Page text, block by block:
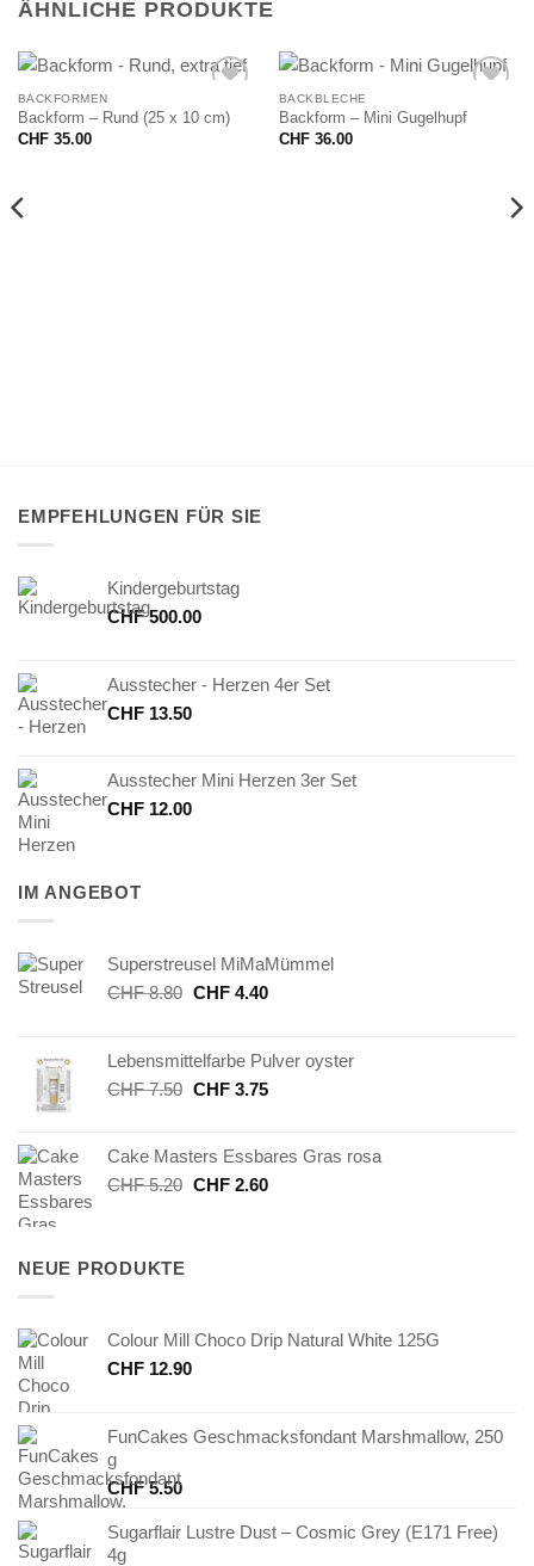
ÄHNLICHE PRODUKTE
BACKFORMEN
Backform – Rund (25 x 10 cm)
CHF35.00
BACKBLECHE
Backform – Mini Gugelhupf
CHF36.00
EMPFEHLUNGEN FÜR SIE
Kindergeburtstag
CHF500.00
Ausstecher - Herzen 4er Set
CHF 13.50
Ausstecher Mini Herzen 3er Set
CHF 12.00
IM ANGEBOT
Superstreusel MiMaMümmel
CHF8.80 Ursprünglicher
CHF 8.80
CHF4.40Aktueller
CHF 4.40.
Lebensmittelfarbe Pulver oyster
CHF7.50 Ursprünglicher
CHF 7.50
CHF3.75Aktueller
CHF 3.75.
Cake Masters Essbares Gras rosa
CHF5.20 Ursprünglicher
CHF2.60Aktueller
NEUE PRODUKTE
Colour Mill Choco Drip Natural White 125G
CHF 12.90
FunCakes Geschmacksfondant Marshmallow, 250
g
CHF5.50
Sugarflair Lustre Dust – Cosmic Grey (E171 Free)
4g